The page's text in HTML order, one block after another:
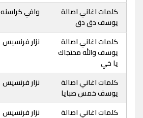
كلمات اغاني اصالة
يوسف دق دق
وافي كراسنه
كلمات اغاني اصالة
يوسف والله محتجاك
يا خي
نزار فرنسيس
كلمات اغاني اصالة
يوسف خمس صبايا
نزار فرنسيس
كلمات اغاني اصالة
نزار فرنسيس